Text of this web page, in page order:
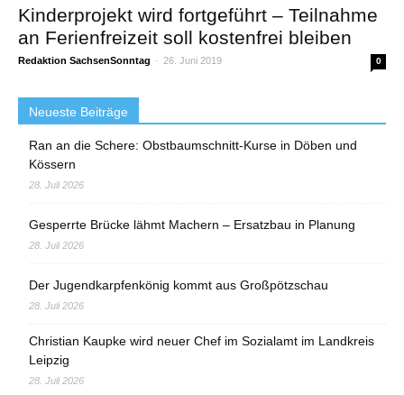
Kinderprojekt wird fortgeführt – Teilnahme
an Ferienfreizeit soll kostenfrei bleiben
Redaktion SachsenSonntag - 26. Juni 2019 0
Neueste Beiträge
Ran an die Schere: Obstbaumschnitt-Kurse in Döben und
Kössern
28. Juli 2026
Gesperrte Brücke lähmt Machern – Ersatzbau in Planung
28. Juli 2026
Der Jugendkarpfenkönig kommt aus Großpötzschau
28. Juli 2026
Christian Kaupke wird neuer Chef im Sozialamt im Landkreis
Leipzig
28. Juli 2026